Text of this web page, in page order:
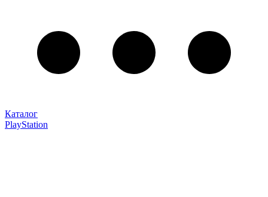
Каталог
PlayStation